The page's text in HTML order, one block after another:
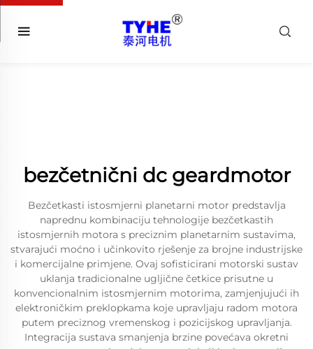
bezčetnični dc geardmotor
Bezčetkasti istosmjerni planetarni motor predstavlja
naprednu kombinaciju tehnologije bezčetkastih
istosmjernih motora s preciznim planetarnim sustavima,
stvarajući moćno i učinkovito rješenje za brojne industrijske
i komercijalne primjene. Ovaj sofisticirani motorski sustav
uklanja tradicionalne ugljične četkice prisutne u
konvencionalnim istosmjernim motorima, zamjenjujući ih
elektroničkim preklopkama koje upravljaju radom motora
putem preciznog vremenskog i pozicijskog upravljanja.
Integracija sustava smanjenja brzine povećava okretni